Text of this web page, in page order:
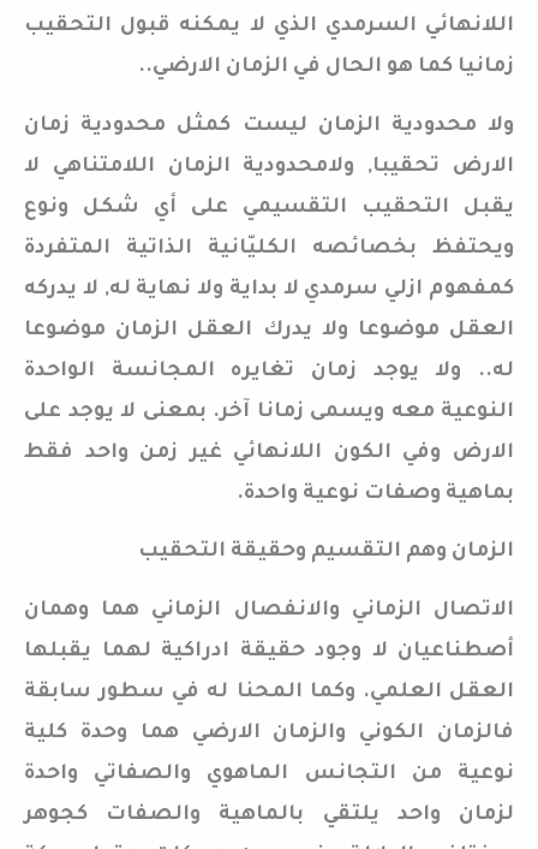
اللانهائي السرمدي الذي لا يمكنه قبول التحقيب
زمانيا كما هو الحال في الزمان الارضي..
ولا محدودية الزمان ليست كمثل محدودية زمان
الارض تحقيبا, ولامحدودية الزمان اللامتناهي لا
يقبل التحقيب التقسيمي على أي شكل ونوع
ويحتفظ بخصائصه الكليّانية الذاتية المتفردة
كمفهوم ازلي سرمدي لا بداية ولا نهاية له, لا يدركه
العقل موضوعا ولا يدرك العقل الزمان موضوعا
له.. ولا يوجد زمان تغايره المجانسة الواحدة
النوعية معه ويسمى زمانا آخر. بمعنى لا يوجد على
الارض وفي الكون اللانهائي غير زمن واحد فقط
بماهية وصفات نوعية واحدة.
الزمان وهم التقسيم وحقيقة التحقيب
الاتصال الزماني والانفصال الزماني هما وهمان
أصطناعيان لا وجود حقيقة ادراكية لهما يقبلها
العقل العلمي. وكما المحنا له في سطور سابقة
فالزمان الكوني والزمان الارضي هما وحدة كلية
نوعية من التجانس الماهوي والصفاتي واحدة
لزمان واحد يلتقي بالماهية والصفات كجوهر